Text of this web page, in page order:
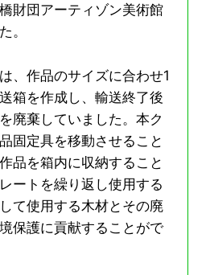
財団アーティゾン美術館
。
、作品のサイズに合わせ1
箱を作成し、輸送終了後
廃棄していました。本ク
固定具を移動させること
品を箱内に収納すること
ートを繰り返し使用する
て使用する木材とその廃
保護に貢献することがで